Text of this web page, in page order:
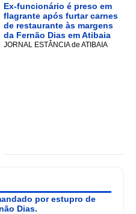
Ex-funcionário é preso em
flagrante após furtar carnes
de restaurante às margens
da Fernão Dias em Atibaia
JORNAL ESTÂNCIA de ATIBAIA
por estupro de
Dias.